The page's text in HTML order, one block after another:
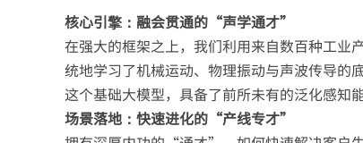
核心引擎：融会贯通的“声学通才”
在强大的框架之上，我们利用来自数百种工
统地学习了机械运动、物理振动与声波传导
这个基础大模型，具备了前所未有的泛化感
场景落地：快速进化的“产线专才”